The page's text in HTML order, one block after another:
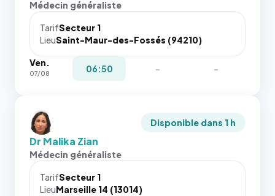
Médecin généraliste
TarifSecteur 1
LieuSaint-Maur-des-Fossés (94210)
Ven.
07/08 06:50 - -
Disponible dans 1 h
Dr Malika Zian
Médecin généraliste
TarifSecteur 1
LieuMarseille 14 (13014)